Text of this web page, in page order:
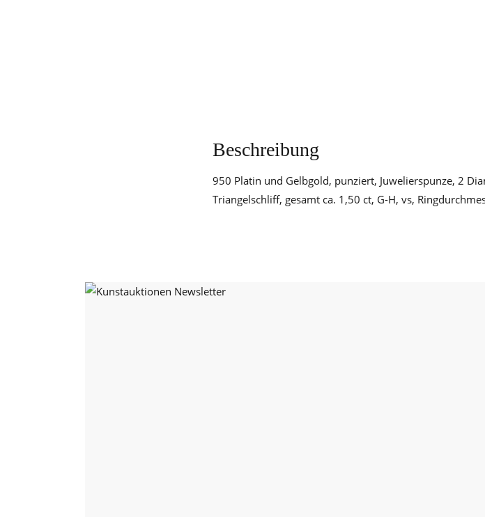
Beschreibung
950 Platin und Gelbgold, punziert, Juwelierspunze, 2
Triangelschliff, gesamt ca. 1,50 ct, G-H, vs,